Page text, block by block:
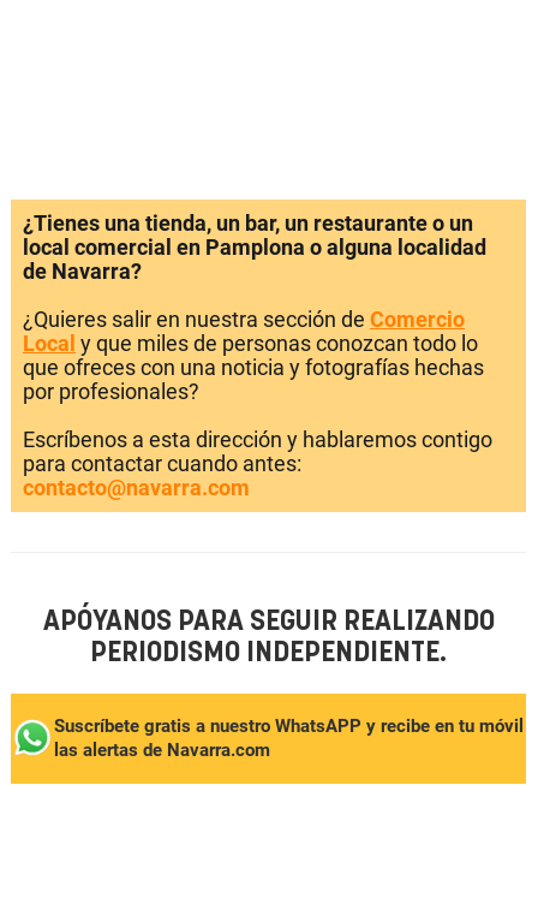
¿Tienes una tienda, un bar, un restaurante o un
local comercial en Pamplona o alguna localidad
de Navarra?
¿Quieres salir en nuestra sección de Comercio
Local y que miles de personas conozcan todo lo
que ofreces con una noticia y fotografías hechas
por profesionales?
Escríbenos a esta dirección y hablaremos contigo
para contactar cuando antes:
contacto@navarra.com
APÓYANOS PARA SEGUIR REALIZANDO
PERIODISMO INDEPENDIENTE.
Suscríbete gratis a nuestro WhatsAPP y recibe en tu móvil
las alertas de Navarra.com